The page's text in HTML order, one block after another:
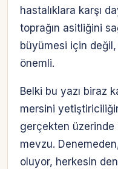
hastalıklara karşı
toprağın asitliğini
büyümesi için değil,
önemli.
Belki bu yazı biraz
mersini
gerçekten
mevzu.
oluyor, herkesin